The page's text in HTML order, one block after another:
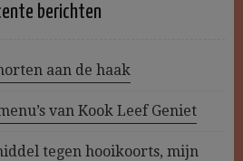
berichten
aan de haak
van Kook Leef Geniet
tegen hooikoorts, mijn